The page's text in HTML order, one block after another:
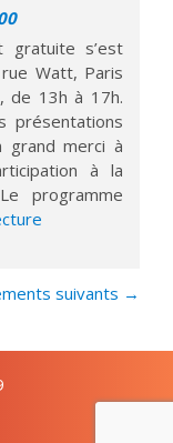
gratuite s’est
Watt, Paris
de 13h à 17h.
présentations
grand merci à
à la
programme
suivants →